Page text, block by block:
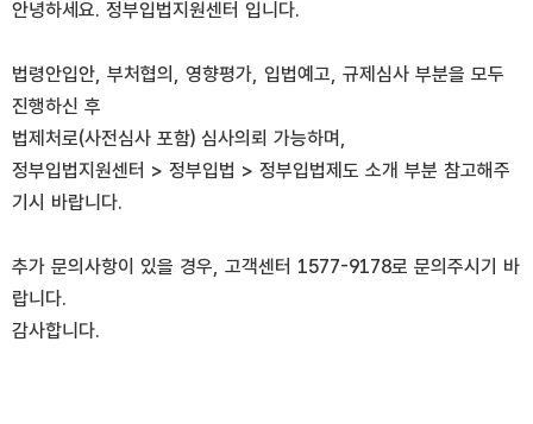
안녕하세요. 정부입법지원센터 입니다.
법령안입안, 부처협의, 영향평가, 입법예고, 규제심사 부분을 모두
진행하신 후
법제처로(사전심사 포함) 심사의뢰 가능하며,
정부입법지원센터 > 정부입법 > 정부입법제도 소개 부분 참고해주
기시 바랍니다.
추가 문의사항이 있을 경우, 고객센터 1577-9178로 문의주시기 바
랍니다.
감사합니다.